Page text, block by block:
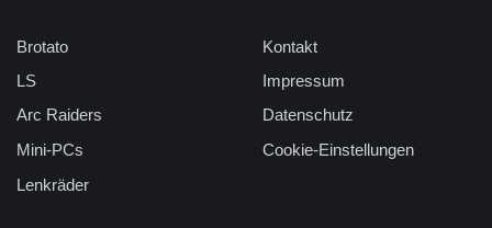
Brotato
LS
Arc Raiders
Mini-PCs
Lenkräder
Kontakt
Impressum
Datenschutz
Cookie-Einstellungen